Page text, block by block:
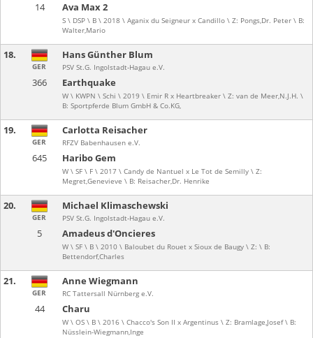
14 Ava Max 2
S \ DSP \ B \ 2018 \ Aganix du Seigneur x Candillo \ Z: Pongs,Dr. Peter \ B:
Walter,Mario
18.
366 Earthquake
W \ KWPN \ Schi \ 2019 \ Emir R x Heartbreaker \ Z: van de Meer,N.J.H. \
B: Sportpferde Blum GmbH & Co.KG,
GER
Hans Günther Blum
PSV St.G. Ingolstadt-Hagau e.V.
19.
645 Haribo Gem
W \ SF \ F \ 2017 \ Candy de Nantuel x Le Tot de Semilly \ Z:
Megret,Genevieve \ B: Reisacher,Dr. Henrike
GER
Carlotta Reisacher
RFZV Babenhausen e.V.
20.
5 Amadeus d'Oncieres
W \ SF \ B \ 2010 \ Baloubet du Rouet x Sioux de Baugy \ Z: \ B:
Bettendorf,Charles
GER
Michael Klimaschewski
PSV St.G. Ingolstadt-Hagau e.V.
21.
44 Charu
W \ OS \ B \ 2016 \ Chacco's Son II x Argentinus \ Z: Bramlage,Josef \ B:
Nüsslein-Wiegmann,Inge
GER
Anne Wiegmann
RC Tattersall Nürnberg e.V.